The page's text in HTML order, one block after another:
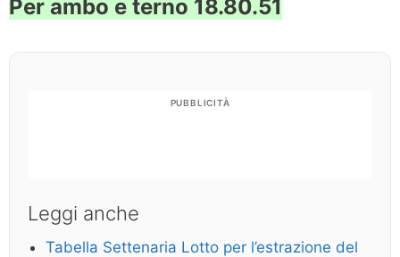
Per ambo e terno 18.80.51
PUBBLICITÀ
Leggi anche
Tabella Settenaria Lotto per l’estrazione del